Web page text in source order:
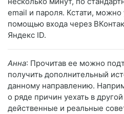
email и пароля. Кстати, можно
помощью входа через
Яндекс ID.
Анна: Прочитав ее можно
получить дополнительный
данному направлению.
о ряде причин уехать в
действенные и реальные